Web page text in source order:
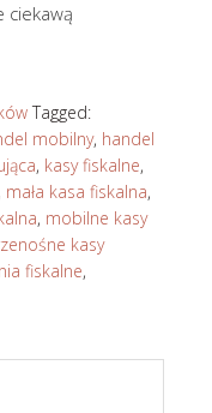
ciekawą
Tagged:
mobilny, handel
, kasy fiskalne,
mała kasa fiskalna,
, mobilne kasy
kasy
fiskalne,